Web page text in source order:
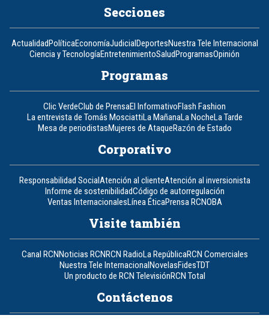
Secciones
ActualidadPolíticaEconomíaJudicialDeportesNuestra Tele Internacional
Ciencia y TecnologíaEntretenimientoSaludProgramasOpinión
Programas
Clic VerdeClub de PrensaEl InformativoFlash Fashion
La entrevista de Tomás MosciattiLa MañanaLa NocheLa Tarde
Mesa de periodistasMujeres de AtaqueRazón de Estado
Corporativo
Responsabilidad SocialAtención al clienteAtención al inversionista
Informe de sostenibilidadCódigo de autorregulación
Ventas InternacionalesLínea ÉticaPrensa RCNOBA
Visite también
Canal RCNNoticias RCNRCN RadioLa RepúblicaRCN Comerciales
Nuestra Tele InternacionalNovelasFidesTDT
Un producto de RCN TelevisiónRCN Total
Contáctenos